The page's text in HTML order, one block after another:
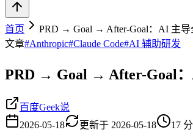
首页
PRD → Goal → After-Goal：AI 主导
文章#Anthropic#Claude Code#AI 辅助研发
PRD → Goal → After-Goal
百度Geek说
2026-05-18
更新于 2026-05-18 17